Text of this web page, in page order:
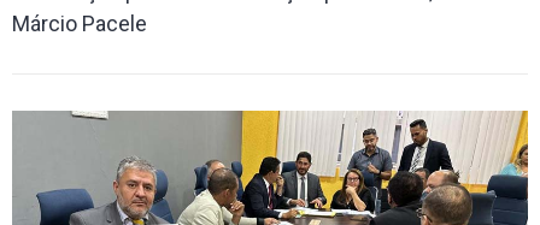
Márcio Pacele